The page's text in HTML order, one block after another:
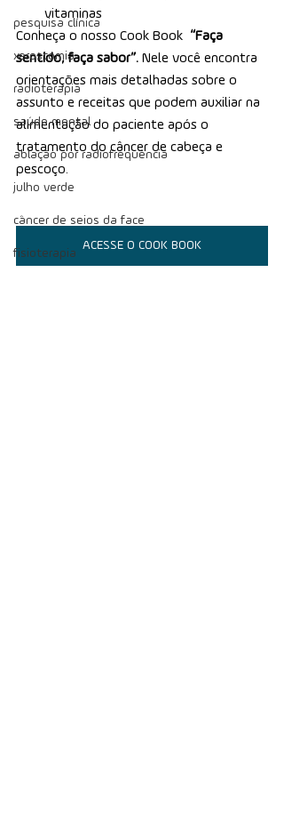
pesquisa clínica
xerostomia
radioterapia
saúde mental
ablação por radiofrequência
julho verde
câncer de seios da face
fisioterapia
vitaminas
Conheça o nosso Cook Book “Faça
sentido, faça sabor”. Nele você encontra
orientações mais detalhadas sobre o
assunto e receitas que podem auxiliar na
alimentação do paciente após o
tratamento do câncer de cabeça e
pescoço.
ACESSE O COOK BOOK